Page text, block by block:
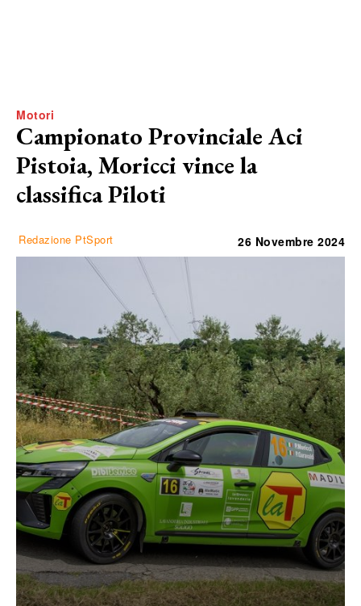
Motori
Campionato Provinciale Aci
Pistoia, Moricci vince la
classifica Piloti
Redazione PtSport 26 Novembre 2024